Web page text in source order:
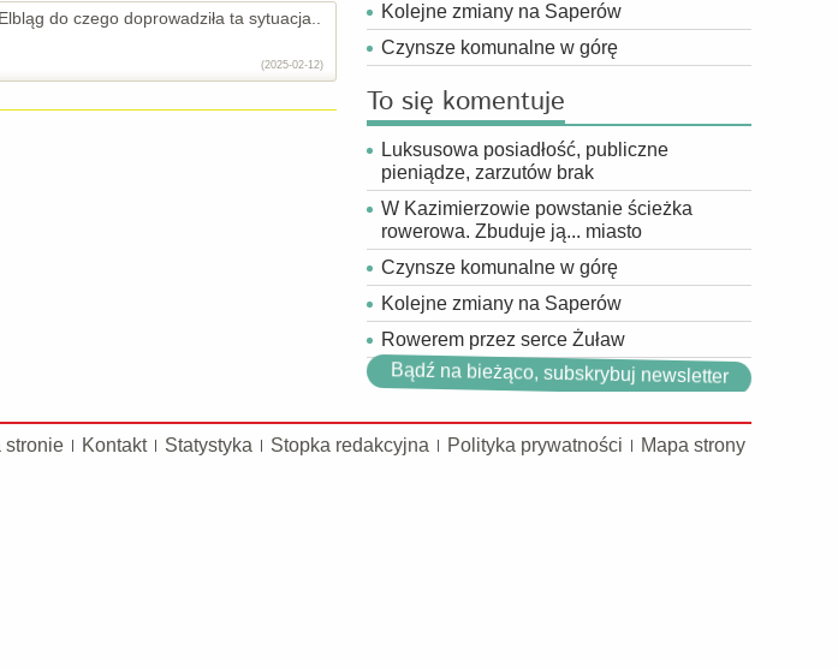
do czego doprowadziła ta sytuacja..
(2025-02-12)
Kolejne zmiany na Saperów
Czynsze komunalne w górę
To się komentuje
Luksusowa posiadłość, publiczne
pieniądze, zarzutów brak
W Kazimierzowie powstanie ścieżka
rowerowa. Zbuduje ją... miasto
Czynsze komunalne w górę
Kolejne zmiany na Saperów
Rowerem przez serce Żuław
Bądź na bieżąco, subskrybuj newsletter
stronie Kontakt Statystyka Stopka redakcyjna Polityka prywatności Mapa strony